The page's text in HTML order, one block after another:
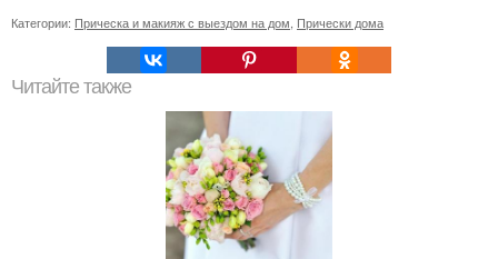
Категории: Прическа и макияж с выездом на дом Прически дома
Читайте также